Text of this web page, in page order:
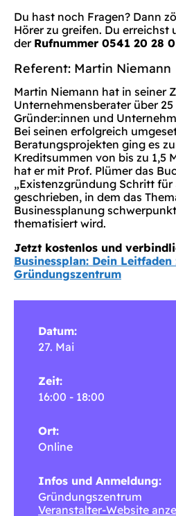
Du hast noch Fragen? Dann
Hörer zu greifen. Du erreichst
der Rufnummer 0541 20 28
Referent: Martin Niemann
Martin Niemann hat in seiner
Unternehmensberater über
Gründer:innen und
Bei seinen erfolgreich
Beratungsprojekten ging es
Kreditsummen von bis zu 1,5
hat er mit Prof. Plümer das
„Existenzgründung Schritt für
geschrieben, in dem das
Businessplanung
thematisiert wird.
Jetzt kostenlos und
Businessplan: Dein
Gründungszentrum
Datum:
27. Mai
Zeit:
16:00 - 18:00
Ort:
Online
Infos und Anmeldung:
Gründungszentrum
Veranstalter-Website